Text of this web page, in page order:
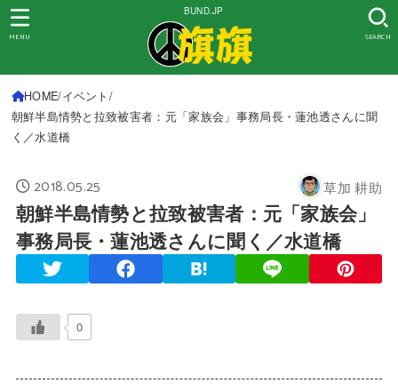
BUND.JP
SEARCH
MENU
HOME イベント
朝鮮半島情勢と拉致被害者：元「家族会」事務局長・蓮池透さんに聞
く／水道橋
2018.05.25 草加 耕助
朝鮮半島情勢と拉致被害者：元「家族会」
事務局長・蓮池透さんに聞く／水道橋
0